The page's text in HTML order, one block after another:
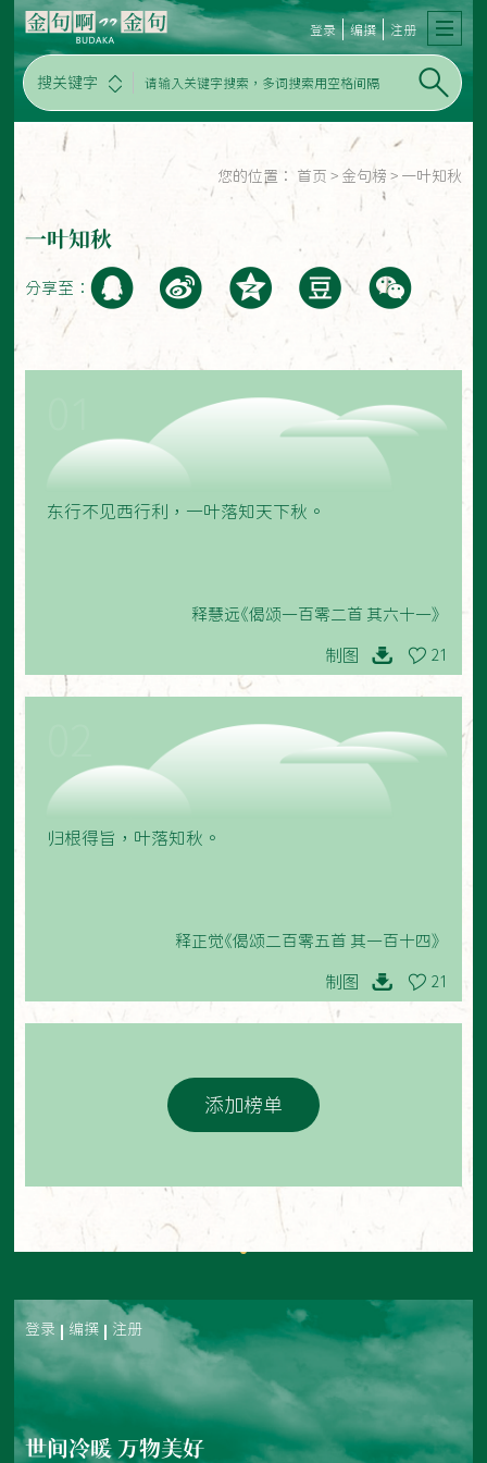
搜关键字
登录 编撰 注册
您的位置： 首页 > 金句榜 > 一叶知秋
一叶知秋
分享至：
东行不见西行利，一叶落知天下秋。
释慧远《偈颂一百零二首 其六十一》
制图 21
归根得旨，叶落知秋。
释正觉《偈颂二百零五首 其一百十四》
制图 21
添加榜单
登录 编撰 注册
世间冷暖 万物美好